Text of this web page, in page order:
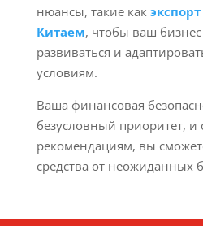
нюансы, такие как
Китаем, чтобы ваш
развиваться и
условиям.
Ваша финансовая
безусловный приоритет, и
рекомендациям, вы
средства от неожиданных